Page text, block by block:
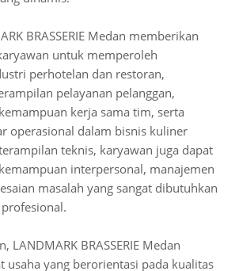
BRASSERIE Medan memberikan
untuk memperoleh
perhotelan dan restoran,
pelayanan pelanggan,
kerja sama tim, serta
operasional dalam bisnis kuliner
teknis, karyawan juga dapat
interpersonal, manajemen
masalah yang sangat dibutuhkan
LANDMARK BRASSERIE Medan
usaha yang berorientasi pada kualitas